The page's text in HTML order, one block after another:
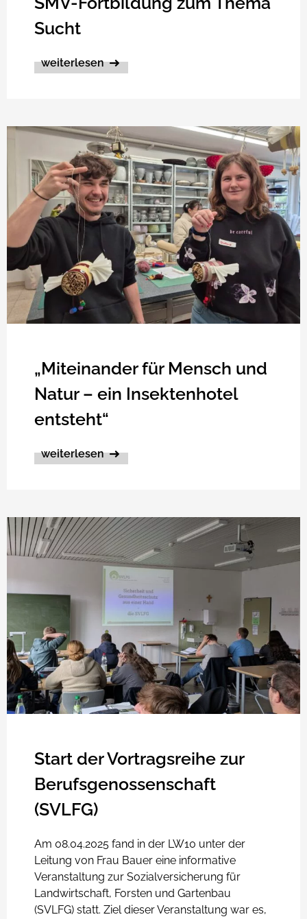
Sucht
weiterlesen
„Miteinander für Mensch und
Natur – ein Insektenhotel
entsteht“
weiterlesen
Start der Vortragsreihe zur
Berufsgenossenschaft
(SVLFG)
Am 08.04.2025 fand in der LW10 unter der
Leitung von Frau Bauer eine informative
Veranstaltung zur Sozialversicherung für
Landwirtschaft, Forsten und Gartenbau
(SVLFG) statt. Ziel dieser Veranstaltung war es,